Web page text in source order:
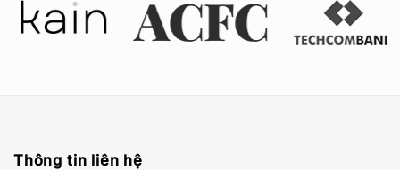
Thông tin liên hệ